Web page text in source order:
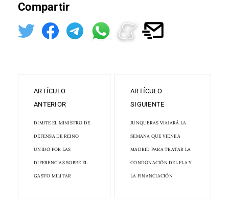
Compartir
ARTÍCULO
ANTERIOR
DIMITE EL MINISTRO DE
DEFENSA DE REINO
UNIDO POR LAS
DIFERENCIAS SOBRE EL
GASTO MILITAR
ARTÍCULO
SIGUIENTE
JUNQUERAS VIAJARÁ LA
SEMANA QUE VIENE A
MADRID PARA TRATAR LA
CONDONACIÓN DEL FLA Y
LA FINANCIACIÓN